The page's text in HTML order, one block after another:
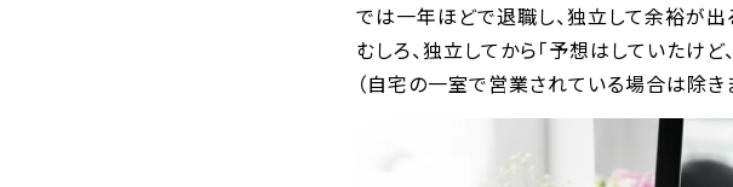
では一年ほどで退職し、独立して余裕が出
むしろ、独立してから「予想はしていたけ
（自宅の一室で営業されている場合は除きま